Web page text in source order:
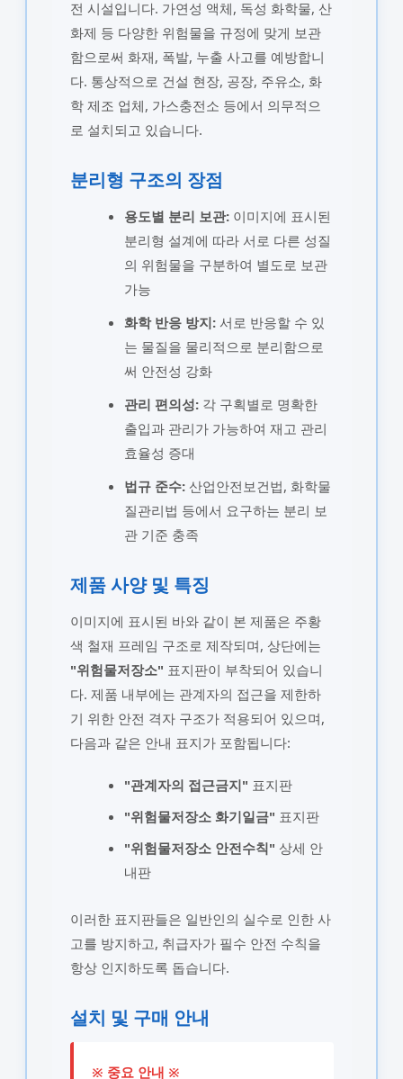
전 시설입니다. 가연성 액체, 독성 화학물, 산
화제 등 다양한 위험물을 규정에 맞게 보관
함으로써 화재, 폭발, 누출 사고를 예방합니
다. 통상적으로 건설 현장, 공장, 주유소, 화
학 제조 업체, 가스충전소 등에서 의무적으
로 설치되고 있습니다.
분리형 구조의 장점
용도별 분리 보관:이미지에 표시된
분리형 설계에 따라 서로 다른 성질
의 위험물을 구분하여 별도로 보관
가능
화학 반응 방지:서로 반응할 수 있
는 물질을 물리적으로 분리함으로
써 안전성 강화
관리 편의성:각 구획별로 명확한
출입과 관리가 가능하여 재고 관리
효율성 증대
법규 준수:산업안전보건법, 화학물
질관리법 등에서 요구하는 분리 보
관 기준 충족
제품 사양 및 특징
이미지에 표시된 바와 같이 본 제품은 주황
색 철재 프레임 구조로 제작되며, 상단에는
"위험물저장소" 표지판이 부착되어 있습니
다. 제품 내부에는 관계자의 접근을 제한하
기 위한 안전 격자 구조가 적용되어 있으며,
다음과 같은 안내 표지가 포함됩니다:
"관계자의 접근금지" 표지판
"위험물저장소 화기일금" 표지판
"위험물저장소 안전수칙" 상세 안
내판
이러한 표지판들은 일반인의 실수로 인한 사
고를 방지하고, 취급자가 필수 안전 수칙을
항상 인지하도록 돕습니다.
설치 및 구매 안내
※ 중요 안내 ※